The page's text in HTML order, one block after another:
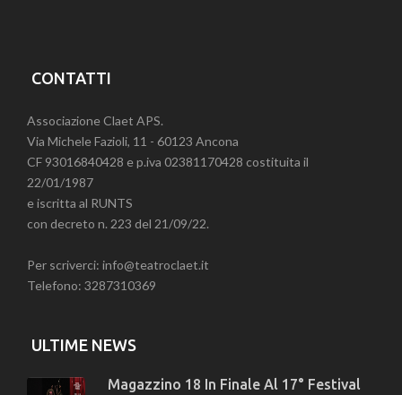
CONTATTI
Associazione Claet APS.
Via Michele Fazioli, 11 - 60123 Ancona
CF 93016840428 e p.iva 02381170428 costituita il
22/01/1987
e iscritta al RUNTS
con decreto n. 223 del 21/09/22.
Per scriverci: info@teatroclaet.it
Telefono: 3287310369
ULTIME NEWS
Magazzino 18 In Finale Al 17° Festival